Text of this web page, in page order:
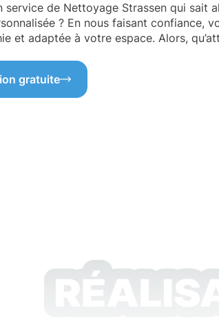
service de Nettoyage Strassen qui sait
? En nous faisant confiance,
et adaptée à votre espace. Alors,
gratuite